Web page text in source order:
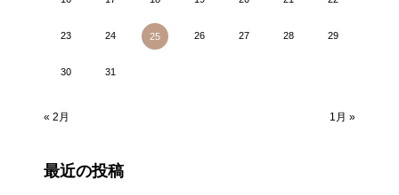
23 24 25 26 27 28 29
30 31
« 2月 1月 »
最近の投稿